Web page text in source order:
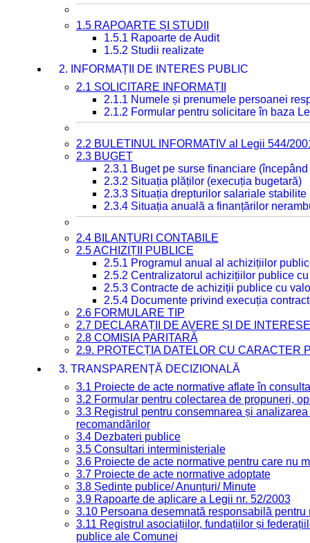
1.5 RAPOARTE ȘI STUDII
1.5.1 Rapoarte de Audit
1.5.2 Studii realizate
2. INFORMAȚII DE INTERES PUBLIC
2.1 SOLICITARE INFORMAȚII
2.1.1 Numele și prenumele persoanei
2.1.2 Formular pentru solicitare în baza
2.2 BULETINUL INFORMATIV al Legii 544/
2.3 BUGET
2.3.1 Buget pe surse financiare
2.3.2 Situația plăților (execuția bugetară)
2.3.3 Situația drepturilor salariale
2.3.4 Situația anuală a finanțărilor
2.4 BILANȚURI CONTABILE
2.5 ACHIZIȚII PUBLICE
2.5.1 Programul anual al achizițiilor
2.5.2 Centralizatorul achizițiilor publice
2.5.3 Contracte de achiziții publice cu
2.5.4 Documente privind execuția
2.6 FORMULARE TIP
2.7 DECLARAȚII DE AVERE ȘI DE INTERESE
2.8 COMISIA PARITARĂ
2.9. PROTECȚIA DATELOR CU CARACTER
3. TRANSPARENȚĂ DECIZIONALĂ
3.1 Proiecte de acte normative aflate în
3.2 Formular pentru colectarea de propuneri,
3.3 Registrul pentru consemnarea și
recomandărilor
3.4 Dezbateri publice
3.5 Consultari interministeriale
3.6 Proiecte de acte normative pentru care nu
3.7 Proiecte de acte normative adoptate
3.8 Ședințe publice/ Anunțuri/ Minute
3.9 Rapoarte de aplicare a Legii nr. 52/2003
3.10 Persoana desemnată responsabilă
3.11 Registrul asociațiilor, fundațiilor și
publice ale Comunei